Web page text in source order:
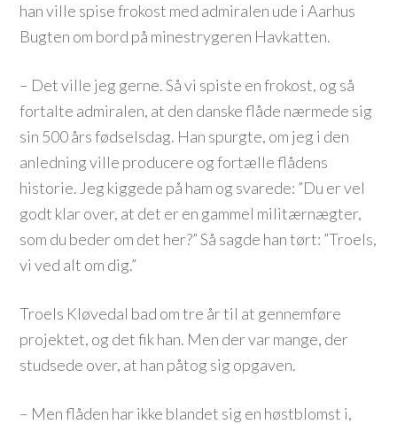
han ville spise frokost med admiralen ude i Aarhus
Bugten om bord på minestrygeren Havkatten.
– Det ville jeg gerne. Så vi spiste en frokost, og så
fortalte admiralen, at den danske flåde nærmede sig
sin 500 års fødselsdag. Han spurgte, om jeg i den
anledning ville producere og fortælle flådens
historie. Jeg kiggede på ham og svarede: ”Du er vel
godt klar over, at det er en gammel militærnægter,
som du beder om det her?” Så sagde han tørt: ”Troels,
vi ved alt om dig.”
Troels Kløvedal bad om tre år til at gennemføre
projektet, og det fik han. Men der var mange, der
studsede over, at han påtog sig opgaven.
– Men flåden har ikke blandet sig en høstblomst i,